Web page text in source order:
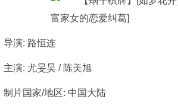
导演: 路恒连
主演: 尤旻昊 / 陈美旭
制片国家/地区: 中国大陆